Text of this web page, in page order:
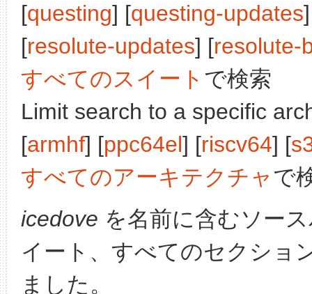
[questing] [questing-updates
[resolute-updates] [resolute-
すべてのスイート で検索
Limit search to a specific
[armhf] [ppc64el] [riscv64] [
すべてのアーキテクチャで
icedove を名前に含むソー
イート、すべてのセクショ
ました。